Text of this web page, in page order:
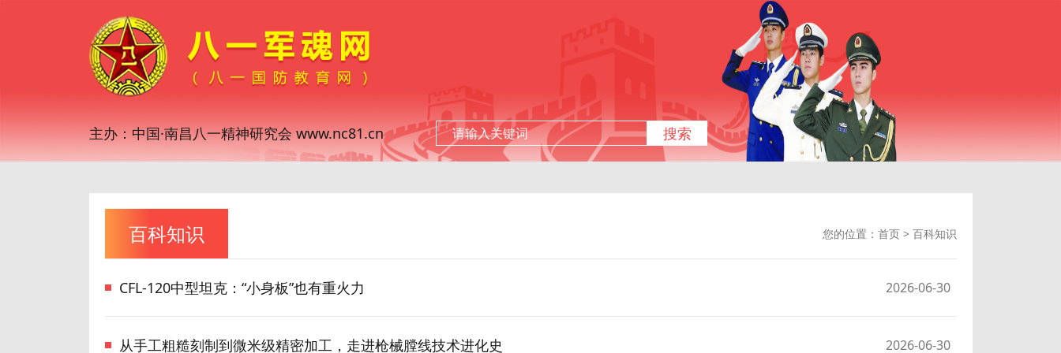
主办：中国·南昌八一精神研究会 www.nc81.cn 搜索
百科知识 您的位置： 首页> 百科知识
CFL-120中型坦克：“小身板”也有重火力 2026-06-30
从手工粗糙刻制到微米级精密加工，走进枪械膛线技术进化史 2026-06-30